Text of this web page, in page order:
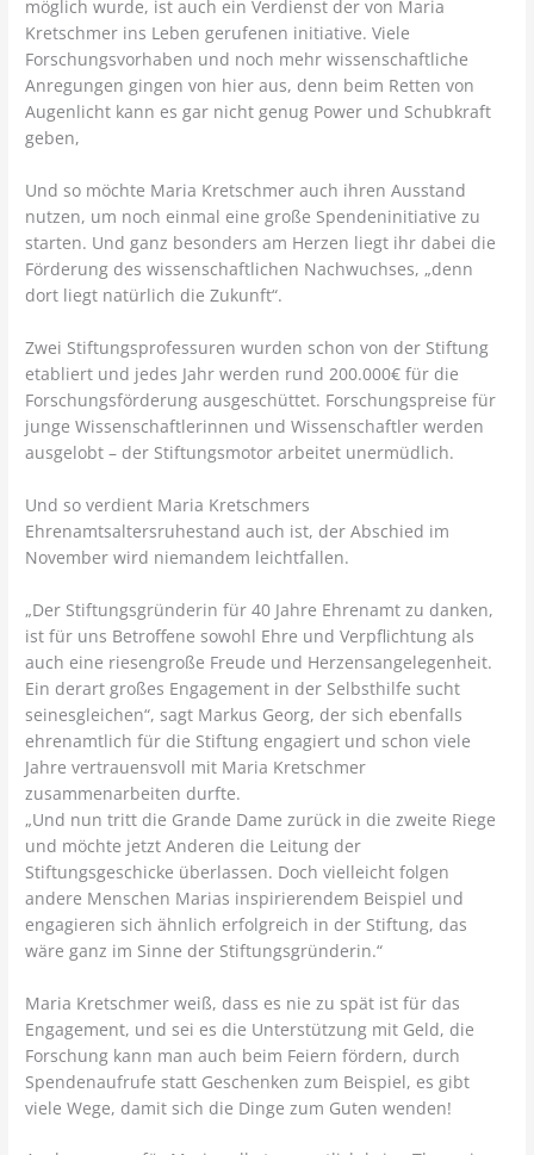
möglich wurde, ist auch ein Verdienst der von Maria
Kretschmer ins Leben gerufenen initiative. Viele
Forschungsvorhaben und noch mehr wissenschaftliche
Anregungen gingen von hier aus, denn beim Retten von
Augenlicht kann es gar nicht genug Power und Schubkraft
geben,
Und so möchte Maria Kretschmer auch ihren Ausstand
nutzen, um noch einmal eine große Spendeninitiative zu
starten. Und ganz besonders am Herzen liegt ihr dabei die
Förderung des wissenschaftlichen Nachwuchses, „denn
dort liegt natürlich die Zukunft“.
Zwei Stiftungsprofessuren wurden schon von der Stiftung
etabliert und jedes Jahr werden rund 200.000€ für die
Forschungsförderung ausgeschüttet. Forschungspreise für
junge Wissenschaftlerinnen und Wissenschaftler werden
ausgelobt – der Stiftungsmotor arbeitet unermüdlich.
Und so verdient Maria Kretschmers
Ehrenamtsaltersruhestand auch ist, der Abschied im
November wird niemandem leichtfallen.
„Der Stiftungsgründerin für 40 Jahre Ehrenamt zu danken,
ist für uns Betroffene sowohl Ehre und Verpflichtung als
auch eine riesengroße Freude und Herzensangelegenheit.
Ein derart großes Engagement in der Selbsthilfe sucht
seinesgleichen“, sagt Markus Georg, der sich ebenfalls
ehrenamtlich für die Stiftung engagiert und schon viele
Jahre vertrauensvoll mit Maria Kretschmer
zusammenarbeiten durfte.
„Und nun tritt die Grande Dame zurück in die zweite Riege
und möchte jetzt Anderen die Leitung der
Stiftungsgeschicke überlassen. Doch vielleicht folgen
andere Menschen Marias inspirierendem Beispiel und
engagieren sich ähnlich erfolgreich in der Stiftung, das
wäre ganz im Sinne der Stiftungsgründerin.“
Maria Kretschmer weiß, dass es nie zu spät ist für das
Engagement, und sei es die Unterstützung mit Geld, die
Forschung kann man auch beim Feiern fördern, durch
Spendenaufrufe statt Geschenken zum Beispiel, es gibt
viele Wege, damit sich die Dinge zum Guten wenden!